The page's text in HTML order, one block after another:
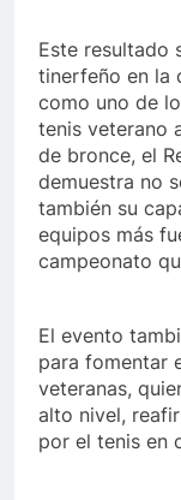
Este resultado
tinerfeño en la
como uno de
tenis veterano
de bronce, el
demuestra no
también su
equipos más
campeonato
El evento
para fomentar
veteranas,
alto nivel,
por el tenis en